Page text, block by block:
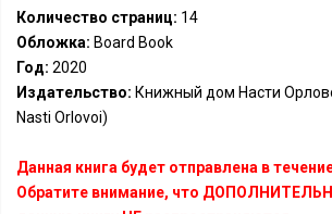
Количество страниц: 14
Обложка: Board Book
Год: 2020
Издательство: Книжный дом Насти
Nasti Orlovoi)
Данная книга будет отправлена в
Обратите внимание, что